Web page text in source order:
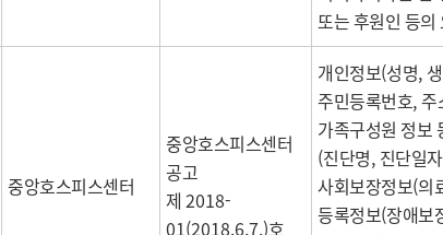
또는 후원인 등의
중앙호스피스센터
중앙호스피스센터
공고
제 2018-
01(2018.6.7.)호
개인정보(성명,
주민등록번호,주
가족구성원 정보
(진단명, 진단일
사회보장정보(의
등록정보(장애보